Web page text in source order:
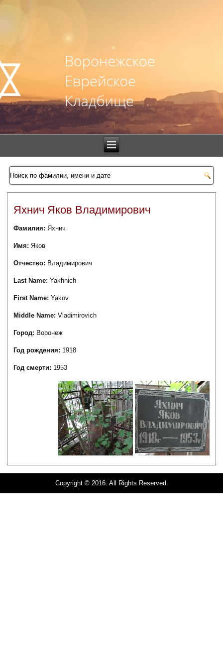
Яхнич Яков Владимирович
Фамилия:Яхнич
Имя:Яков
Отчество: Владимирович
Last Name:Yakhnich
First Name:Yakov
Middle Name:Vladimirovich
Город: Воронеж
Год рождения: 1918
Год смерти: 1953
Copyright © 2016. All Rights Reserved.